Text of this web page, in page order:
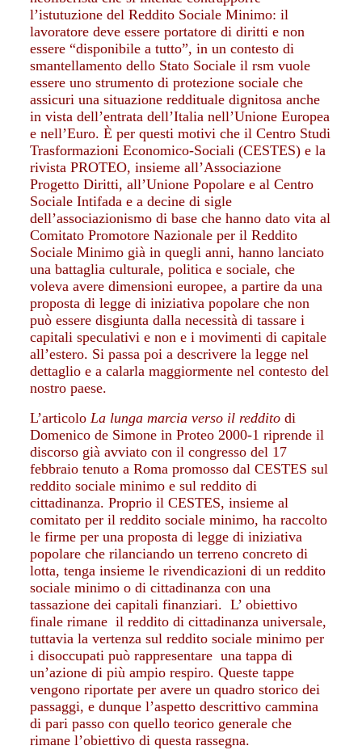
l’istutuzione del Reddito Sociale Minimo: il
lavoratore deve essere portatore di diritti e non
essere “disponibile a tutto”, in un contesto di
smantellamento dello Stato Sociale il rsm vuole
essere uno strumento di protezione sociale che
assicuri una situazione reddituale dignitosa anche
in vista dell’entrata dell’Italia nell’Unione Europea
e nell’Euro. È per questi motivi che il Centro Studi
Trasformazioni Economico-Sociali (CESTES) e la
rivista PROTEO, insieme all’Associazione
Progetto Diritti, all’Unione Popolare e al Centro
Sociale Intifada e a decine di sigle
dell’associazionismo di base che hanno dato vita al
Comitato Promotore Nazionale per il Reddito
Sociale Minimo già in quegli anni, hanno lanciato
una battaglia culturale, politica e sociale, che
voleva avere dimensioni europee, a partire da una
proposta di legge di iniziativa popolare che non
può essere disgiunta dalla necessità di tassare i
capitali speculativi e non e i movimenti di capitale
all’estero. Si passa poi a descrivere la legge nel
dettaglio e a calarla maggiormente nel contesto del
nostro paese.
L’articoloLa lunga marcia verso il redditodi
Domenico de Simone in Proteo 2000-1 riprende il
discorso già avviato con il congresso del 17
febbraio tenuto a Roma promosso dal CESTES sul
reddito sociale minimo e sul reddito di
cittadinanza. Proprio il CESTES, insieme al
comitato per il reddito sociale minimo, ha raccolto
le firme per una proposta di legge di iniziativa
popolare che rilanciando un terreno concreto di
lotta, tenga insieme le rivendicazioni di un reddito
sociale minimo o di cittadinanza con una
tassazione dei capitali finanziari. L’ obiettivo
finale rimane il reddito di cittadinanza universale,
tuttavia la vertenza sul reddito sociale minimo per
i disoccupati può rappresentare una tappa di
un’azione di più ampio respiro. Queste tappe
vengono riportate per avere un quadro storico dei
passaggi, e dunque l’aspetto descrittivo cammina
di pari passo con quello teorico generale che
rimane l’obiettivo di questa rassegna.